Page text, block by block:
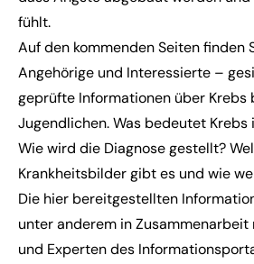
fühlt.
Auf den kommenden Seiten finden
Angehörige und Interessierte –
geprüfte Informationen über Krebs
Jugendlichen. Was bedeutet Krebs
Wie wird die Diagnose gestellt?
Krankheitsbilder gibt es und wie
Die hier bereitgestellten
unter anderem in
und Experten des